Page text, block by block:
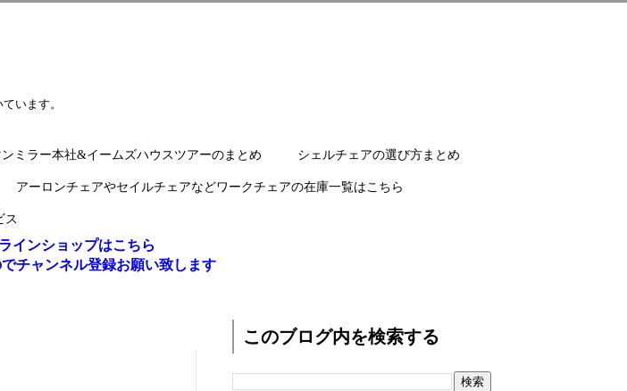
います。
ミラー本社&イームズハウスツアーのまとめ シェルチェアの選び方まとめ
アーロンチェアやセイルチェアなどワークチェアの在庫一覧はこちら
ス
インショップはこちら
チャンネル登録お願い致します
このブログ内を検索する